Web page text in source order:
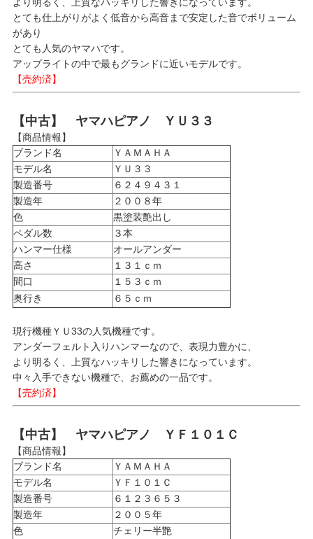
より明るく、上質なハッキリした響きになっています。
とても仕上がりがよく低音から高音まで安定した音でボリューム
があり
とても人気のヤマハです。
アップライトの中で最もグランドに近いモデルです。
【売約済】
【中古】 ヤマハピアノ ＹＵ３３
【商品情報】
ブランド名
ＹＡＭＡＨＡ
モデル名
ＹＵ３３
製造番号
６２４９４３１
製造年
２００８年
色
黒塗装艶出し
ペダル数
３本
ハンマー仕様
オールアンダー
高さ
１３１ｃｍ
間口
１５３ｃｍ
奥行き
６５ｃｍ
現行機種ＹＵ33の人気機種です。
アンダーフェルト入りハンマーなので、表現力豊かに、
より明るく、上質なハッキリした響きになっています。
中々入手できない機種で、お薦めの一品です。
【売約済】
【中古】 ヤマハピアノ ＹＦ１０１Ｃ
【商品情報】
ブランド名
ＹＡＭＡＨＡ
モデル名
ＹＦ１０１Ｃ
製造番号
６１２３６５３
製造年
２００５年
色
チェリー半艶